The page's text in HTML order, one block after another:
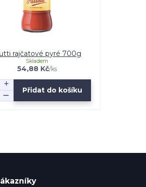
rajčatové pyré 700g
54,88 Kč/ks
Skladem
Přidat do košíku